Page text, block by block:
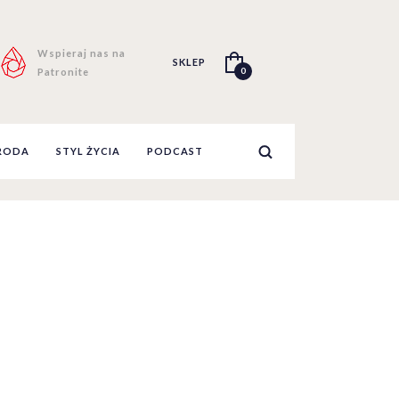
Wspieraj nas na
Patronite
SKLEP
0
STYL ŻYCIA PODCAST